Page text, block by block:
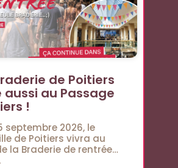
de Poitiers
aussi au Passage
!
septembre 2026, le
de Poitiers vivra au
la Braderie de rentrée…